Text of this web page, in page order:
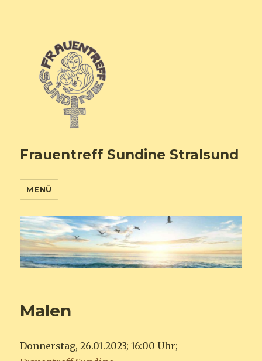
Frauentreff Sundine Stralsund
MENÜ
Malen
Donnerstag, 26.01.2023; 16:00 Uhr;